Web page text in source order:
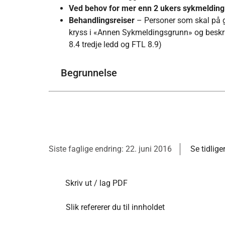
Ved behov for mer enn 2 ukers sykmelding
Behandlingsreiser – Personer som skal på
kryss i «Annen Sykmeldingsgrunn» og
8.4 tredje ledd og FTL 8.9)
Begrunnelse
Siste faglige endring: 22. juni 2016 Se
Skriv ut / lag PDF
Slik refererer du til innholdet